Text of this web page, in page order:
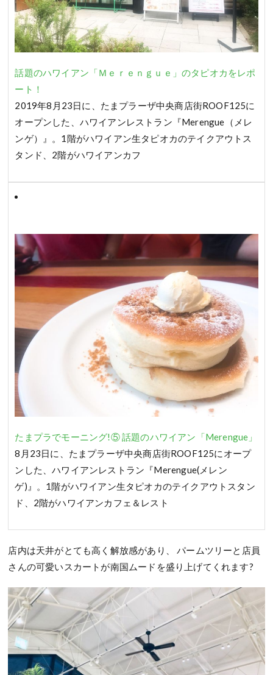
話題のハワイアン「Ｍｅｒｅｎｇｕｅ」のタピオカをレポ
ート！
2019年8月23日に、たまプラーザ中央商店街ROOF125に
オープンした、ハワイアンレストラン『Merengue（メレ
ンゲ）』。1階がハワイアン生タピオカのテイクアウトス
タンド、2階がハワイアンカフ
たまプラでモーニング!⑤ 話題のハワイアン「Merengue」
8月23日に、たまプラーザ中央商店街ROOF125にオープ
ンした、ハワイアンレストラン『Merengue(メレン
ゲ)』。1階がハワイアン生タピオカのテイクアウトスタン
ド、2階がハワイアンカフェ＆レスト
店内は天井がとても高く解放感があり、 パームツリーと店員
さんの可愛いスカートが南国ムードを盛り上げてくれます?